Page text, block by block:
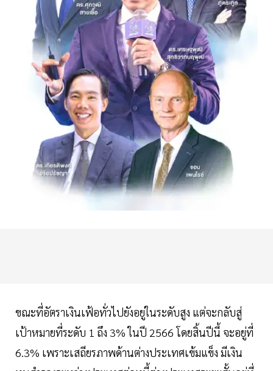
ขณะที่อัตราเงินเฟ้อทั่วไปยังอยู่ในระดับสูง แต่จะกลับสู่
เป้าหมายที่ระดับ 1 ถึง 3% ในปี 2566 โดยสิ้นปีนี้ จะอยู่ที่
6.3% เพราะเสถียรภาพด้านต่างประเทศเข้มแข็ง มีเงิน